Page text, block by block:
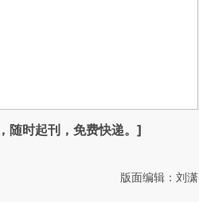
，随时起刊，免费快递。]
版面编辑：刘潇